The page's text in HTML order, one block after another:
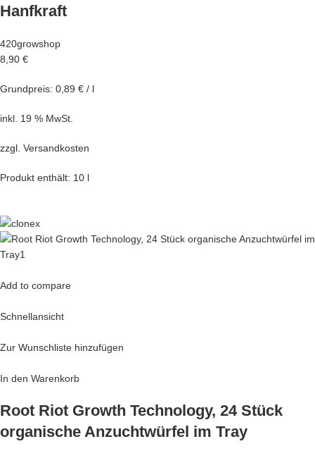
Hanfkraft
420growshop
8,90 €
Grundpreis: 0,89 € / l
inkl. 19 % MwSt.
zzgl. Versandkosten
Produkt enthält: 10 l
Add to compare
Schnellansicht
Zur Wunschliste hinzufügen
In den Warenkorb
Root Riot Growth Technology, 24 Stück
organische Anzuchtwürfel im Tray